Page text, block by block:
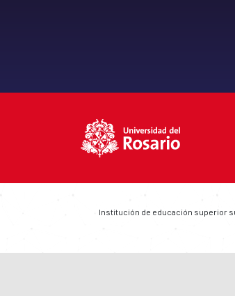
Institución de educación superior